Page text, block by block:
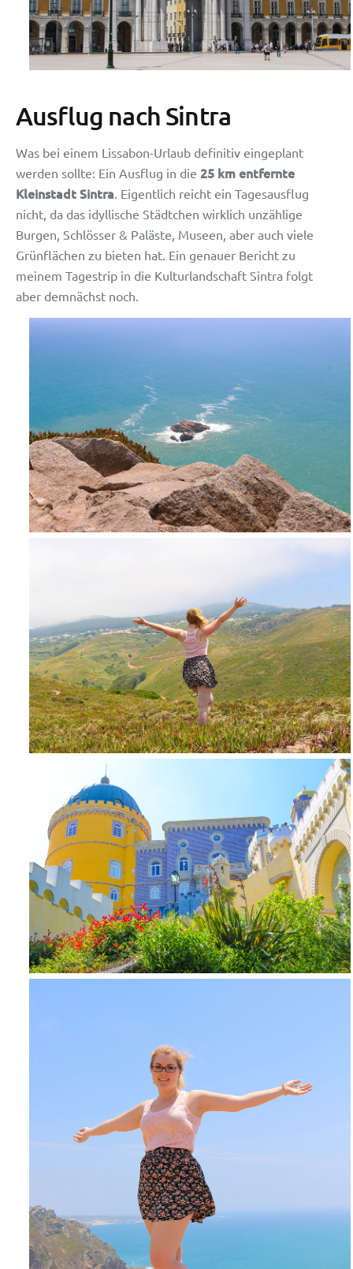
Ausflug nach Sintra
Was bei einem Lissabon-Urlaub definitiv eingeplant
werden sollte: Ein Ausflug in die 25 km entfernte
Kleinstadt Sintra. Eigentlich reicht ein Tagesausflug
nicht, da das idyllische Städtchen wirklich unzählige
Burgen, Schlösser & Paläste, Museen, aber auch viele
Grünflächen zu bieten hat. Ein genauer Bericht zu
meinem Tagestrip in die Kulturlandschaft Sintra folgt
aber demnächst noch.